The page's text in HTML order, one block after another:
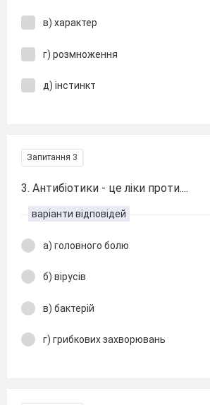
в) характер
г) розмноження
д) інстинкт
Запитання 3
3. Антибіотики - це ліки проти....
варіанти відповідей
а) головного болю
б) вірусів
в) бактерій
г) грибкових захворювань